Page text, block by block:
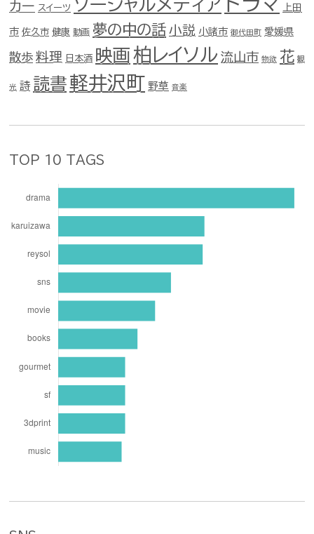
カー スイーツ ソーシャルメディア 上田
市 佐久市 健康 動画 夢の中の話 小説 小諸市 御代田町 愛媛県
散歩 料理 日本酒 映画 柏レイソル 流山市 物欲 花 観
光 詩 読書軽井沢町 野草 音楽
TOP 10 TAGS